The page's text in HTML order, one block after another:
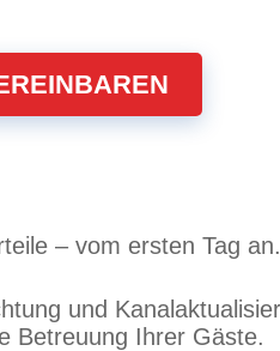
– vom ersten Tag an.
und
Betreuung Ihrer Gäste.